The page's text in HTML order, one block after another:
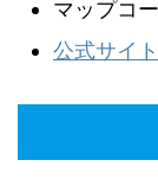
マップコ
公式サイト